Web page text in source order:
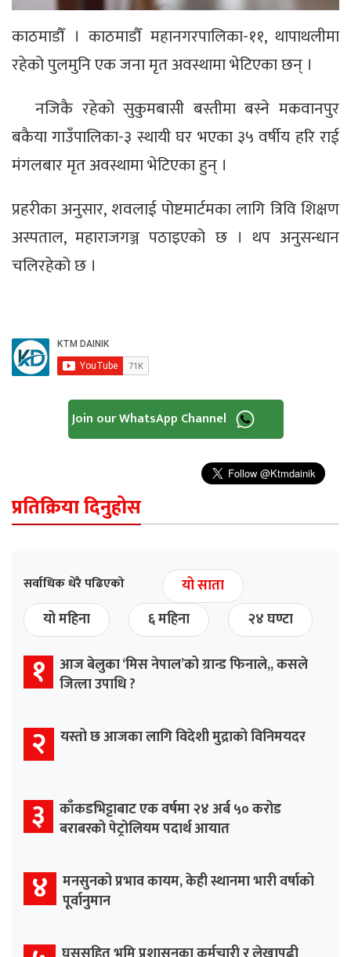
काठमाडौँ । काठमाडौँ महानगरपालिका-११, थापाथलीमा
रहेको पुलमुनि एक जना मृत अवस्थामा भेटिएका छन् ।
नजिकै रहेको सुकुमबासी बस्तीमा बस्ने मकवानपुर
बकैया गाउँपालिका-३ स्थायी घर भएका ३५ वर्षीय हरि राई
मंगलबार मृत अवस्थामा भेटिएका हुन् ।
प्रहरीका अनुसार, शवलाई पोष्टमार्टमका लागि त्रिवि शिक्षण
अस्पताल, महाराजगञ्ज पठाइएको छ । थप अनुसन्धान
चलिरहेको छ ।
Join our WhatsApp Channel
प्रतिक्रिया दिनुहोस
सर्वाधिक धेरै पढिएको
यो साता
यो महिना
६ महिना २४ घण्टा
१ आज बेलुका ‘मिस नेपाल’को ग्रान्ड फिनाले,, कसले
जित्ला उपाधि ?
२ यस्तो छ आजका लागि विदेशी मुद्राको विनिमयदर
३ काँकडभिट्टाबाट एक वर्षमा २४ अर्ब ५० करोड
बराबरको पेट्रोलियम पदार्थ आयात
४ मनसुनको प्रभाव कायम, केही स्थानमा भारी वर्षाको
पूर्वानुमान